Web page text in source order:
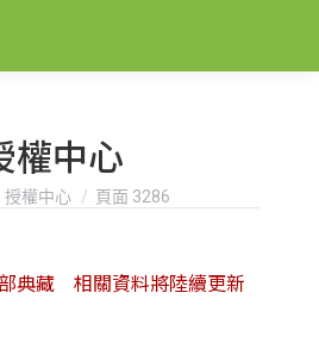
權中心
here:
授權中心 頁面 3286
典藏 相關資料將陸續更新